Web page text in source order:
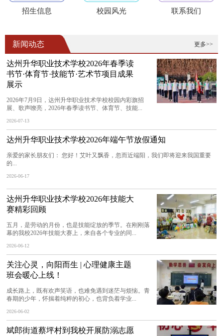
招生信息 校园风光 联系我们
更多>>
新闻动态
达州升华职业技术学校2026年春季读
书节·体育节·技能节·艺术节项目成果
展示
2026年7月9日，达州升华职业技术学校校园内彩旗招
展、歌声嘹亮，2026年春季读书节、体育节、技能...
2026-07-13
达州升华职业技术学校2026年端午节放假通知
亲爱的家长朋友们： 您好！艾叶又飘香，忽而近端阳，我们即将迎来我国重要
的...
2026-06-17
达州升华职业技术学校2026年技能大
赛精彩回顾
五月，是劳动的月份，也是技能绽放的季节。在刚刚落
幕的我校2026年技能大赛上，来自各个专业的同...
2026-06-12
关注心灵，向阳而生 | 心理健康主题
班会暖心上线！
成长路上，既有欢声笑语，也难免遇到迷茫与烦恼。青
春期的少年，怀揣着纯粹的初心，也背负着学业...
2026-06-02
斌郎街道蔡坪村到我校开展防溺志愿